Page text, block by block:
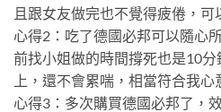
且跟女友做完也不覺得疲倦，可
心得2：吃了德國必邦可以隨心
前找小姐做的時間撐死也是10
上，還不會累喘，相當符合我
心得3：多次購買德國必邦了，